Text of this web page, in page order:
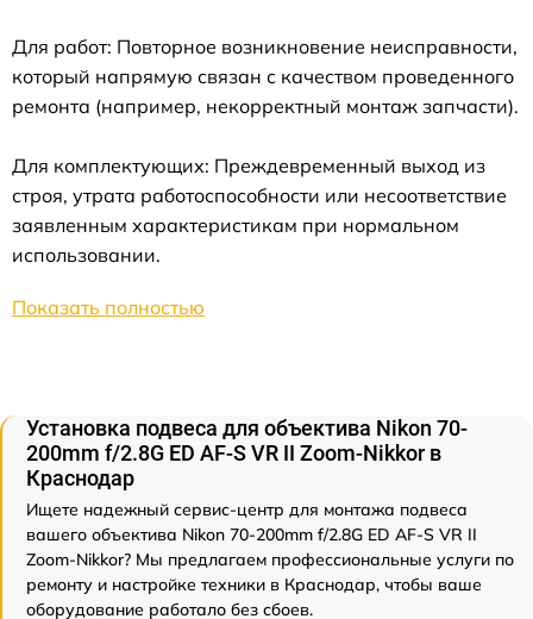
Для работ: Повторное возникновение неисправности,
который напрямую связан с качеством проведенного
ремонта (например, некорректный монтаж запчасти).
Для комплектующих: Преждевременный выход из
строя, утрата работоспособности или несоответствие
заявленным характеристикам при нормальном
использовании.
Показать полностью
Установка подвеса для объектива Nikon 70-
200mm f/2.8G ED AF-S VR II Zoom-Nikkor в
Краснодар
Ищете надежный сервис-центр для монтажа подвеса
вашего объектива Nikon 70-200mm f/2.8G ED AF-S VR II
Zoom-Nikkor? Мы предлагаем профессиональные услуги по
ремонту и настройке техники в Краснодар, чтобы ваше
оборудование работало без сбоев.